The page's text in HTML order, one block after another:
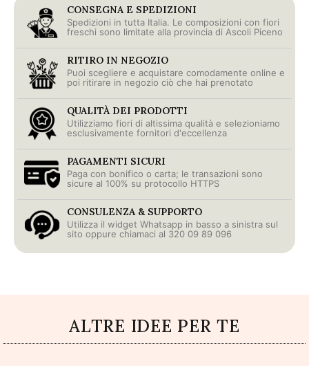
CONSEGNA E SPEDIZIONI
Spedizioni in tutta Italia. Le composizioni con fiori
freschi sono limitate alla provincia di Ascoli Piceno
RITIRO IN NEGOZIO
Puoi scegliere e acquistare comodamente online e
poi ritirare in negozio ciò che hai prenotato
QUALITÀ DEI PRODOTTI
Utilizziamo fiori di altissima qualità e selezioniamo
esclusivamente fornitori d'eccellenza
PAGAMENTI SICURI
Paga con bonifico o carta; le transazioni sono
sicure al 100% su protocollo HTTPS
CONSULENZA & SUPPORTO
Utilizza il widget Whatsapp in basso a sinistra sul
sito oppure chiamaci al 320 09 89 096
ALTRE IDEE PER TE